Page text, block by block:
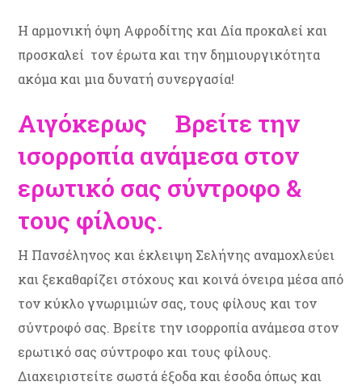
Η αρμονική όψη Αφροδίτης και Δία προκαλεί και
προσκαλεί τον έρωτα και την δημιουργικότητα
ακόμα και μια δυνατή συνεργασία!
Αιγόκερως Βρείτε την
ισορροπία ανάμεσα στον
ερωτικό σας σύντροφο &
τους φίλους.
Η Πανσέληνος και έκλειψη Σελήνης αναμοχλεύει
και ξεκαθαρίζει στόχους και κοινά όνειρα μέσα από
τον κύκλο γνωριμιών σας, τους φίλους και τον
σύντροφό σας. Βρείτε την ισορροπία ανάμεσα στον
ερωτικό σας σύντροφο και τους φίλους.
Διαχειριστείτε σωστά έξοδα και έσοδα όπως και